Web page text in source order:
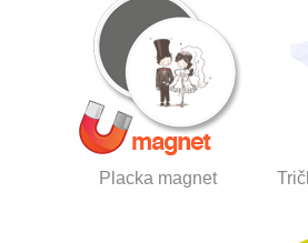
Placka magnet